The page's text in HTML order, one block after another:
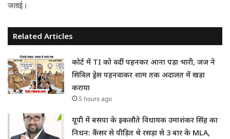
जताई।
Related Articles
कोर्ट में TI को वर्दी पहनकर आना पड़ा भारी, जज ने
सिविल ड्रेस पहनवाकर शाम तक अदालत में खड़ा
कराया
5 hours ago
यूपी में बसपा के इकलौते विधायक उमाशंकर सिंह का
निधन: कैंसर से पीड़ित थे रसड़ा से 3 बार के MLA,